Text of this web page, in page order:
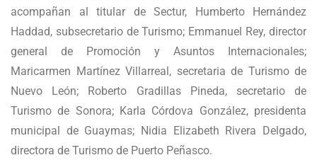
acompañan al titular de Sectur, Humberto Hernández
Haddad, subsecretario de Turismo; Emmanuel Rey, director
general de Promoción y Asuntos Internacionales;
Maricarmen Martínez Villarreal, secretaria de Turismo de
Nuevo León; Roberto Gradillas Pineda, secretario de
Turismo de Sonora; Karla Córdova González, presidenta
municipal de Guaymas; Nidia Elizabeth Rivera Delgado,
directora de Turismo de Puerto Peñasco.